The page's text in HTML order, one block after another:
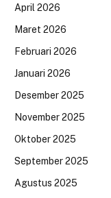
April 2026
Maret 2026
Februari 2026
Januari 2026
Desember 2025
November 2025
Oktober 2025
September 2025
Agustus 2025